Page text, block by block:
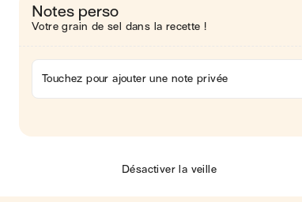
Notes perso
Votre grain de sel dans la recette !
Touchez pour ajouter une note privée
Désactiver la veille